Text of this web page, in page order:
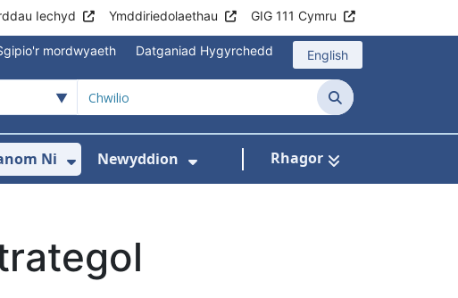
Iechyd Ymddiriedolaethau GIG 111 Cymru
mordwyaeth Datganiad Hygyrchedd English
Chwilio
Ysbytai
isddewislen ar gyfer Cyngor i gleifion
Ni
Dangos isddewislen ar gyfer Amdanom Ni
Newyddion Rhagor